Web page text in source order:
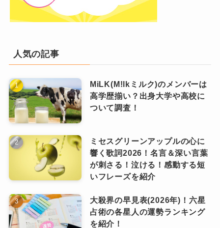
の日本人成人男性の平均身長（約
171cm）と比較しても、そこまで極端に
低いわけではありません。
むしろ、一般的には「普通〜やや低め」程度の
それでもSnow Man内で一番背が低いた
め、「さっくんって思ったより小さ
れでしょう。
さらにファンの間では、ライブの立ち位置や集
さらに、年齢差も11歳と、年齢差＆身長
き立たせるポイントになっています。
ラウールさんのすらりとしたおとなしいスタイ
ルと、佐久間大介さんの元気で親しみやすいキ
ャラクター。
対照的な2人だからこそ生まれる掛け合いも、
Snow Manの魅力の一つです。
なっちー
ファンの中でも「このコンビは癒
った声が絶えず、身長差をネタに
したイラストやファンアートも
人気の記事
MiLK(M!lkミルク)のメンバーは
高学歴揃い？出身大学や高校に
ついて調査！
ミセスグリーンアップルの心に
響く歌詞2026！名言＆深い言葉
が刺さる！泣ける！感動する短
いフレーズを紹介
大殺界の早見表(2026年)！六星
占術の各星人の運勢ランキング
を紹介！